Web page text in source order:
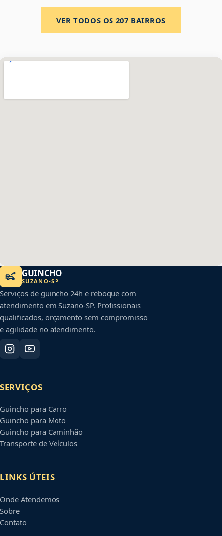
VER TODOS OS 207 BAIRROS
GUINCHO
SUZANO-SP
Serviços de guincho 24h e reboque com
atendimento em Suzano-SP. Profissionais
qualificados, orçamento sem compromisso
e agilidade no atendimento.
SERVIÇOS
Guincho para Carro
Guincho para Moto
Guincho para Caminhão
Transporte de Veículos
LINKS ÚTEIS
Onde Atendemos
Sobre
Contato